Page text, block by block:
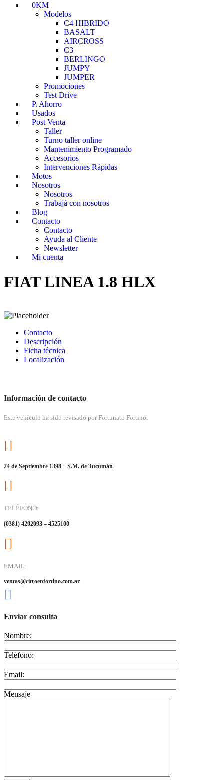
0KM
Modelos
C4 HIBRIDO
BASALT
AIRCROSS
C3
BERLINGO
JUMPY
JUMPER
Promociones
Test Drive
P. Ahorro
Usados
Post Venta
Taller
Turno taller online
Mantenimiento Programado
Accesorios
Intervenciones Rápidas
Motos
Nosotros
Nosotros
Trabajá con nosotros
Blog
Contacto
Contacto
Ayuda al Cliente
Newsletter
Mi cuenta
FIAT LINEA 1.8 HLX
Contacto
Descripción
Ficha técnica
Localización
Información de contacto
Este vehículo ha sido revisado por Fortunato Fortino.
24 de Septiembre 1398 – S.M. de Tucumán
TELÉFONO:
(0381) 4202093 – 4525100
EMAIL:
ventas@citroenfortino.com.ar
Enviar consulta
Nombre:
Teléfono:
Email:
Mensaje